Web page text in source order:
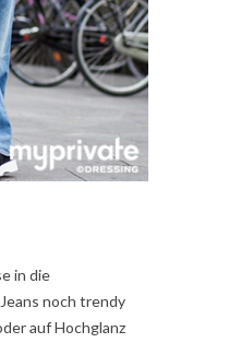
in die
noch trendy
auf Hochglanz